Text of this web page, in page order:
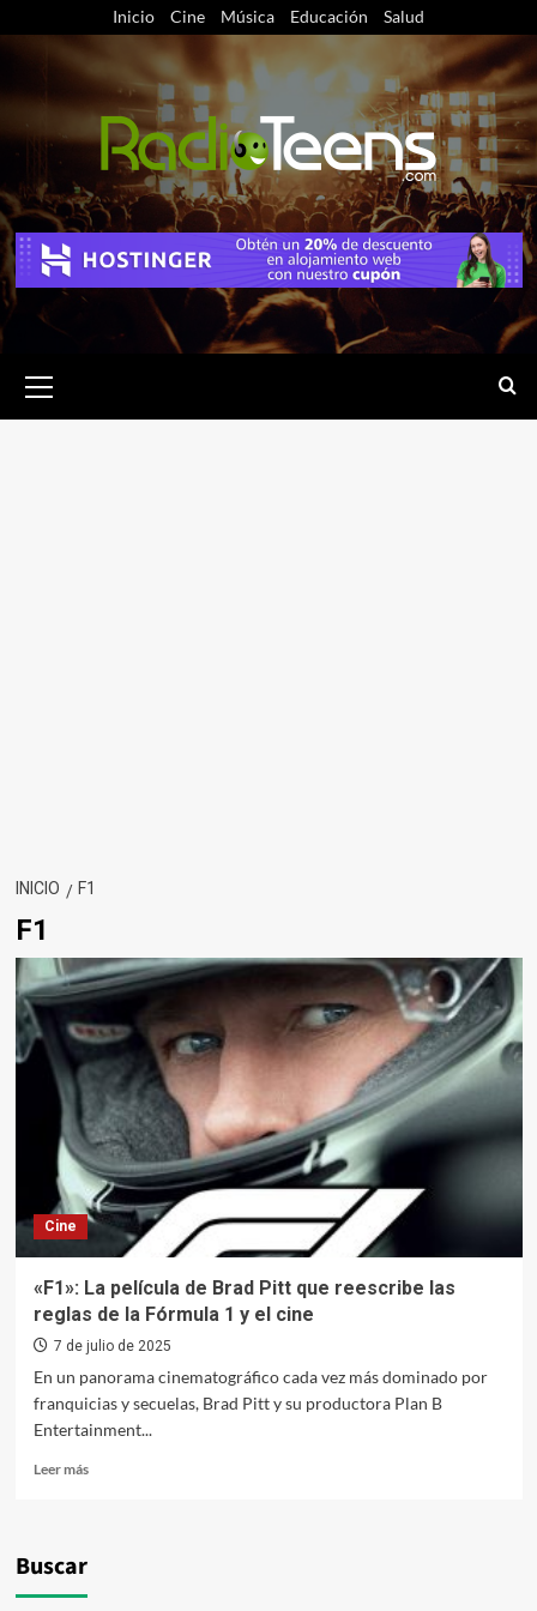
contenido
Inicio Cine Música Educación Salud
primario
INICIO F1
F1
Cine
«F1»: La película de Brad Pitt que reescribe las
reglas de la Fórmula 1 y el cine
7 de julio de 2025
En un panorama cinematográfico cada vez más dominado por
franquicias y secuelas, Brad Pitt y su productora Plan B
Entertainment...
Leer másLeer
de
Buscar